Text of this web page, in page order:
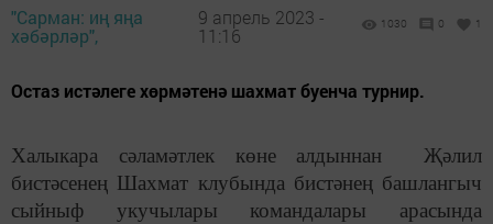
"Сарман: иң яңа
хәбәрләр",
9 апрель 2023 -
11:16
1030 0 1
Остаз истәлеге хөрмәтенә шахмат буенча турнир.
Халыкара сәламәтлек көне алдыннан Җәлил
бистәсенең Шахмат клубында бистәнең башлангыч
сыйныф укучылары командалары арасында